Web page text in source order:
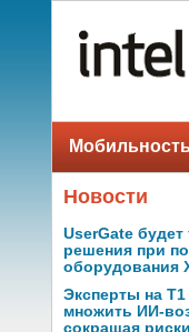
Новости
UserGate
решения при
оборудования
Эксперты на
множить ИИ-
сокращая риски